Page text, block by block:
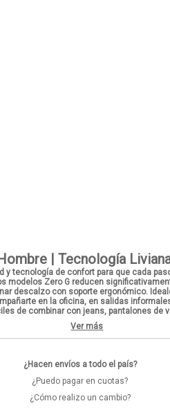
| Tecnología
ytecnología de confort para que cada
modelos Zero G reducen
descalzo con soporte ergonómico.
en la oficina, en salidas
de combinar con jeans, pantalones de
Ver más
¿Hacen envíos a todo el país?
¿Puedo pagar en cuotas?
¿Cómo realizo un cambio?